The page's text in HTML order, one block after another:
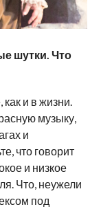
шутки. Что
как и в жизни.
музыку,
и
что говорит
и низкое
Что, неужели
под